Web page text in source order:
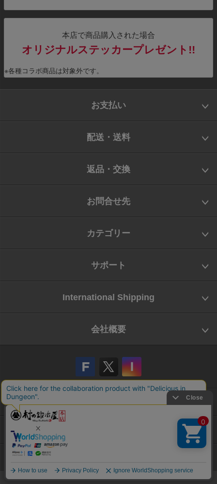
本店で商品購入された場合
オリジナルステッカープレゼント!!
※各種コラボ商品は対象外です。
お支払い
配送・送料
返品・交換
お問合せ先
カテゴリー
サポート
International Shipping
会社概要
会社概要
お問い合わせ
特定商取引法に基づく表示